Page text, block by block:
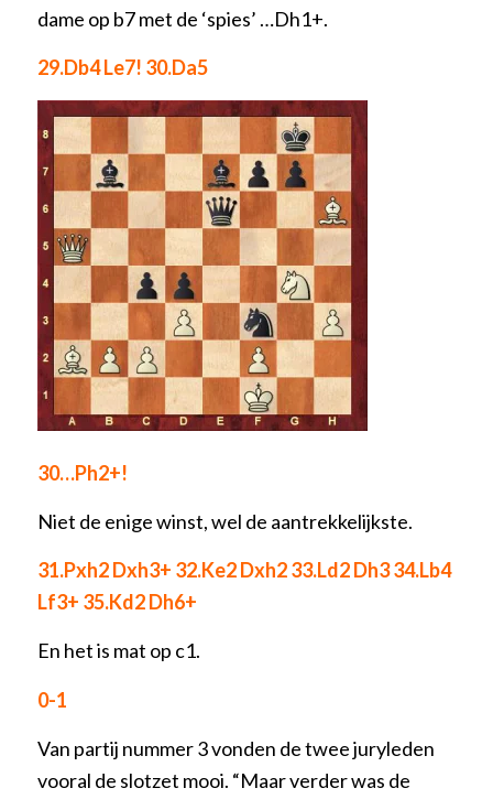
dame op b7 met de ‘spies’ …Dh1+.
29.Db4 Le7! 30.Da5
30…Ph2+!
Niet de enige winst, wel de aantrekkelijkste.
31.Pxh2 Dxh3+ 32.Ke2 Dxh2 33.Ld2 Dh3 34.Lb4
Lf3+ 35.Kd2 Dh6+
En het is mat op c1.
0-1
Van partij nummer 3 vonden de twee juryleden
vooral de slotzet mooi. “Maar verder was de